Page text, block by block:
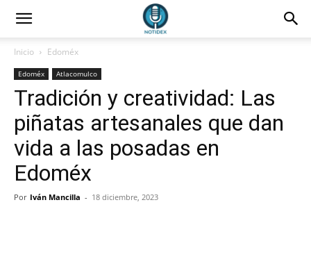
Inicio Edoméx
Edoméx Atlacomulco
Tradición y creatividad: Las
piñatas artesanales que dan
vida a las posadas en
Edoméx
Por Iván Mancilla - 18 diciembre, 2023